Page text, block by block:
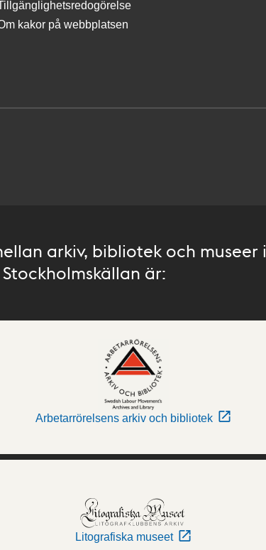
kakor på webbplatsen
arkiv, bibliotek och museer i
är:
Arbetarrörelsens arkiv och bibliotek
Litografiska museet